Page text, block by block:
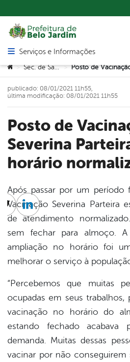
Abrir menu principal de navegação
Serviços e Informações
Você está aqui:
> Sec. de Saúde >
Posto de Vacinação
Severina
horário
publicado: 08/01/2021 11h55,
última modificação: 08/01/2021 11h55
Após passar por um período
Vacinação Severina Parteira
de atendimento
sem fechar para almoço. A
ampliação no horário foi
melhorar o serviço à
“Percebemos que muitas
ocupadas em seus trabalhos,
vacinação no horário do
estando fechado
demanda. Muitas dessas
vacinar por não conseguirem
Twitter
Linkedin